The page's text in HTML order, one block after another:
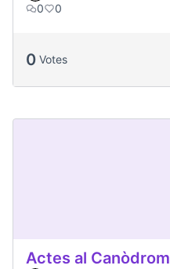
0
0
0 Votes
Actes al Canòdrom